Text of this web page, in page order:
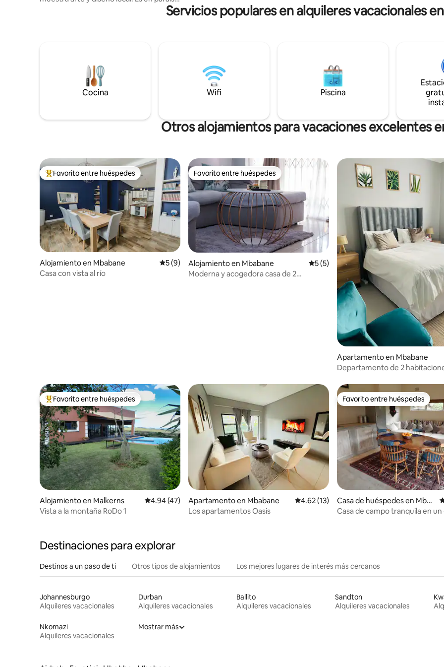
para los amantes de la naturaleza, con
ver abejas, monos verdes, mangostas,
damanes de roca y varias especies de
aves y lagartos. Para una escapada
tranquila y encantadora, esta es una
minutos del centro de la ciudad.
Servicios populares en alquileres vacacionales
Cocina Wifi Piscina
Otros alojamientos para vacaciones excelentes
Favorito entre huéspedes preferido
Favorito entre huéspedes
Alojamiento en Mbabane Calificación promedio: 5 de 5, 9 reseñas
5 (9)
Casa con vista al río
Favorito entre huéspedes
Favorito entre huéspedes
Alojamiento en Mbabane Calificación promedio: 5 de 5, 5 reseñas
5 (5)
Moderna y acogedora casa de 2
Apartamento en Mbabane
Departamento de 2
Favorito entre huéspedes preferido
Favorito entre huéspedes
Alojamiento en Malkerns Calificación promedio: 4.94 de 5, 47 reseñas
4.94 (47)
Vista a la montaña RoDo 1
Apartamento en Mbabane Calificación promedio: 4.62 de 5, 13 reseñas
4.62 (13)
Los apartamentos Oasis
Favorito entre huéspedes
Favorito entre huéspedes
Casa de huéspedes en Mbab
ane
Casa de campo tranquila en
Destinaciones para explorar
Destinos a un paso de ti Otros tipos de alojamientos Los mejores lugares de interés más cercanos
Johannesburgo
Alquileres vacacionales
Durban
Alquileres vacacionales
Ballito
Alquileres vacacionales
Sandton
Alquileres vacacionales
Nkomazi
Alquileres vacacionales
Mostrar más